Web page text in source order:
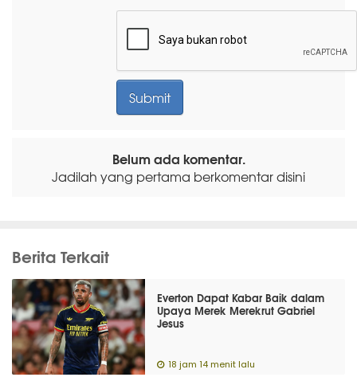
Belum ada komentar.
Jadilah yang pertama berkomentar disini
Berita Terkait
Everton Dapat Kabar Baik dalam
Upaya Merek Merekrut Gabriel
Jesus
18 jam 14 menit lalu